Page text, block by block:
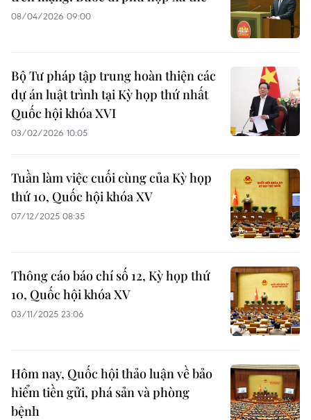
08/04/2026 09:00
Bộ Tư pháp tập trung hoàn thiện các
dự án luật trình tại Kỳ họp thứ nhất
Quốc hội khóa XVI
03/02/2026 10:05
Tuần làm việc cuối cùng của Kỳ họp
thứ 10, Quốc hội khóa XV
07/12/2025 08:35
Thông cáo báo chí số 12, Kỳ họp thứ
10, Quốc hội khóa XV
03/11/2025 23:06
Hôm nay, Quốc hội thảo luận về bảo
hiểm tiền gửi, phá sản và phòng
bệnh